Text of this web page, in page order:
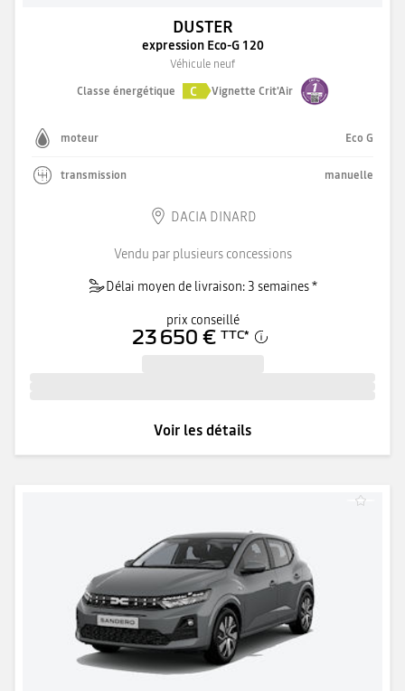
DUSTER
expression Eco-G 120
Véhicule neuf
Classe énergétique
C Vignette Crit'Air
moteur Eco G
transmission manuelle
DACIA DINARD
Vendu par plusieurs concessions
Délai moyen de livraison: 3 semaines *
prix conseillé
23 650 € TTC*
Voir les détails